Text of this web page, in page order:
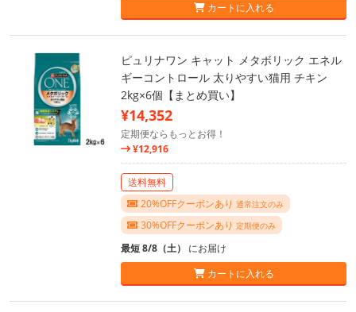
カートに入れる
ピュリナワン キャット メタボリック エネル
ギーコントロール 太りやすい猫用 チキン
2kg×6個【まとめ買い】
¥14,352
定期便ならもっとお得！
¥12,916
送料無料
20%OFFクーポンあり 通常注文のみ
30%OFFクーポンあり 定期便のみ
最短 8/8（土） にお届け
カートに入れる